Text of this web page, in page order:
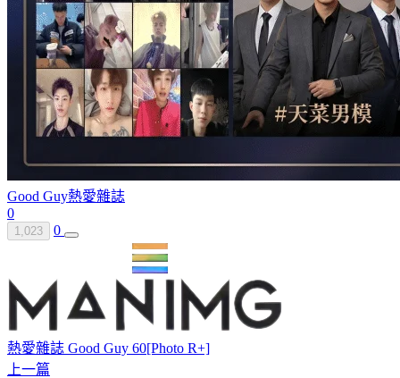
Good Guy熱愛雜誌
0
1,023 0
熱愛雜誌 Good Guy 60[Photo R+]
上一篇